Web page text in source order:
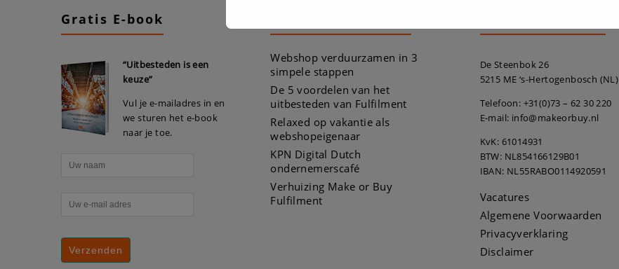
Gratis E-book
“Uitbesteden is een
keuze”
Vul je e-mailadres in en
we sturen het e-book
naar je toe.
Webshop verduurzamen in 3
simpele stappen
De 5 voordelen van het
uitbesteden van Fulfilment
Relaxed op vakantie als
webshopeigenaar
KPN Digital Dutch
ondernemerscafé
Verhuizing Make or Buy
Fulfilment
De Steenbok 26
5215 ME ‘s-Hertogenbosch (NL)
Telefoon: +31(0)73 – 62 30 220
E-mail: info@makeorbuy.nl
KvK: 61014931
BTW: NL854166129B01
IBAN: NL55RABO0114920591
Vacatures
Algemene Voorwaarden
Privacyverklaring
Disclaimer
Dit zal sluiten in16seconden